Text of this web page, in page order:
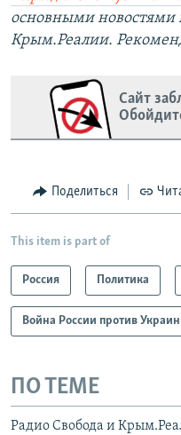
основными новостями
Крым.Реалии.
Сайт
Поделиться
This item is part of
Россия Политика
Война России против
ПО ТЕМЕ
Радио Свобода и